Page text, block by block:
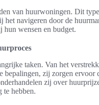
van huurwoningen. Dit
navigeren door de
wensen en budget.
taken. Van het
bepalingen, zij zorgen ervoor
zij over
te hebben.